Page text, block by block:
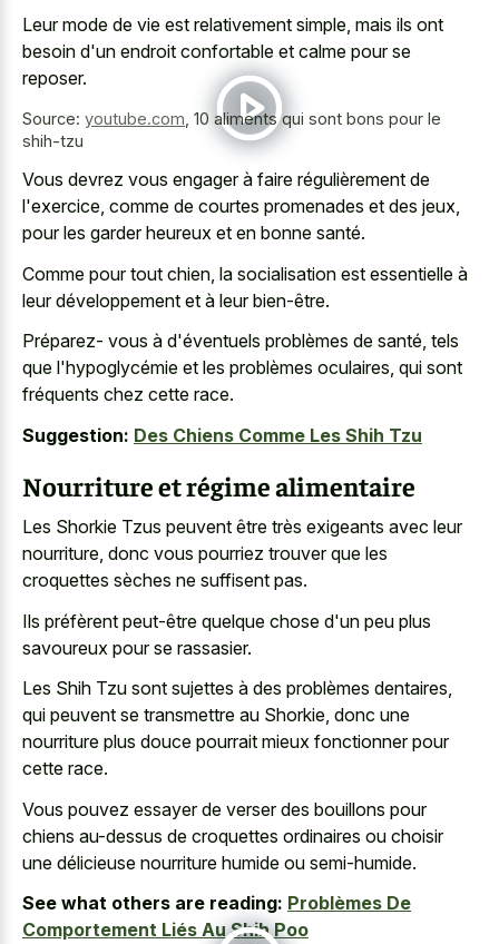
Leur mode de vie est relativement simple, mais ils ont
besoin d'un endroit confortable et calme pour se
reposer.
Source: youtube.com 10 aliments qui sont bons pour le
shih-tzu
Vous devrez vous engager à faire régulièrement de
l'exercice, comme de courtes promenades et des jeux,
pour les garder heureux et en bonne santé.
Comme pour tout chien, la socialisation est essentielle à
leur développement et à leur bien-être.
Préparez- vous à d'éventuels problèmes de santé, tels
que l'hypoglycémie et les problèmes oculaires, qui sont
fréquents chez cette race.
Suggestion: Des Chiens Comme Les Shih Tzu
Nourriture et régime alimentaire
Les Shorkie Tzus peuvent être très exigeants avec leur
nourriture, donc vous pourriez trouver que les
croquettes sèches ne suffisent pas.
Ils préfèrent peut-être quelque chose d'un peu plus
savoureux pour se rassasier.
Les Shih Tzu sont sujettes à des problèmes dentaires,
qui peuvent se transmettre au Shorkie, donc une
nourriture plus douce pourrait mieux fonctionner pour
cette race.
Vous pouvez essayer de verser des bouillons pour
chiens au-dessus de croquettes ordinaires ou choisir
une délicieuse nourriture humide ou semi-humide.
See what others are reading: Problèmes De
Comportement Liés Au Shih Poo